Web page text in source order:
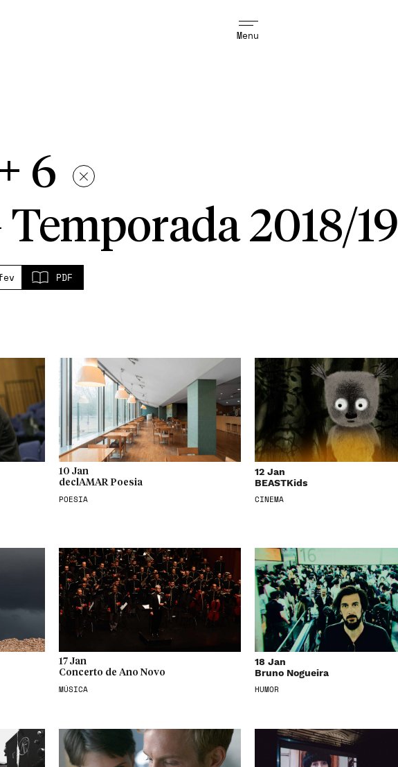
Menu
6
Temporada 2018/19
PDF
10 Jan
declAMAR Poesia
POESIA
12 Jan
BEASTKids
CINEMA
17 Jan
Concerto de Ano Novo
MÚSICA
18 Jan
Bruno Nogueira
HUMOR